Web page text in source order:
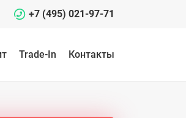
+7 (495) 021-97-71
Trade-In Контакты